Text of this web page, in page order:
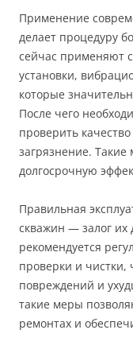
Применение
делает процедуру
сейчас применяют
установки,
которые
После чего
проверить
загрязнение.
долгосрочную
Правильная
скважин — залог их
рекомендуется
проверки и чистки,
повреждений и
такие меры
ремонтах и